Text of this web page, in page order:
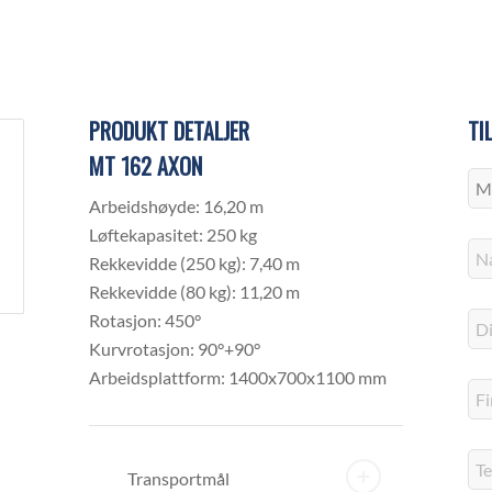
har ofte avanserte sikkerhetsfunksjoner og er enklere å
på bygninger og broer.
av trær i parker og langs veier.
PRODUKT DETALJER
MT 162 AXON
Arbeidshøyde: 16,20 m
Løftekapasitet: 250 kg
Rekkevidde (250 kg): 7,40 m
Rekkevidde (80 kg): 11,20 m
Rotasjon: 450°
Kurvrotasjon: 90°+90°
Arbeidsplattform: 1400x700x1100 mm
Transportmål